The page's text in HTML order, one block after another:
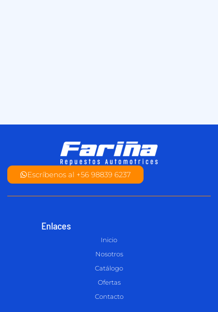
Escríbenos al +56 98839 6237
Enlaces
Inicio
Nosotros
Catálogo
Ofertas
Contacto